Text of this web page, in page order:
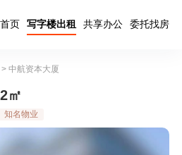
首页 写字楼出租 共享办公 委托找房
中航资本大厦
㎡
知名物业